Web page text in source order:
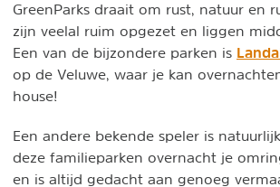
GreenParks draait om rust, natuur en
zijn veelal ruim opgezet en liggen
Een van de bijzondere parken is
op de Veluwe, waar je kan
house!
Een andere bekende speler is
deze familieparken overnacht je
en is altijd gedacht aan genoeg